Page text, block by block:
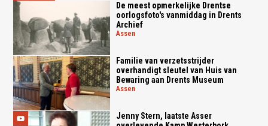
De meest opmerkelijke Drentse
oorlogsfoto's vanmiddag in Drents
Archief
assen
Familie van verzetsstrijder
overhandigt sleutel van Huis van
Bewaring aan Drents Museum
assen
Jenny Stern, laatste Asser